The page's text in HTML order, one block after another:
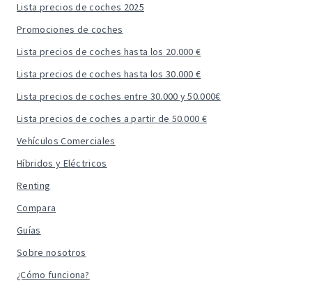
Lista precios de coches 2025
Promociones de coches
Lista precios de coches hasta los 20.000 €
Lista precios de coches hasta los 30.000 €
Lista precios de coches entre 30.000 y 50.000€
Lista precios de coches a partir de 50.000 €
Vehículos Comerciales
Híbridos y Eléctricos
Renting
Compara
Guías
Sobre nosotros
¿Cómo funciona?